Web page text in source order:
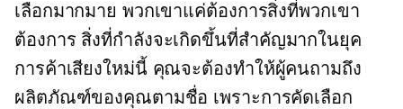
เลือกมากมาย พวกเขาแค่ต้องการสิ่งที่พวกเขา
ต้องการ สิ่งที่กำลังจะเกิดขึ้นที่สำคัญมากในยุค
การค้าเสียงใหม่นี้ คุณจะต้องทำให้ผู้คนถามถึง
ผลิตภัณฑ์ของคุณตามชื่อ เพราะการคัดเลือก